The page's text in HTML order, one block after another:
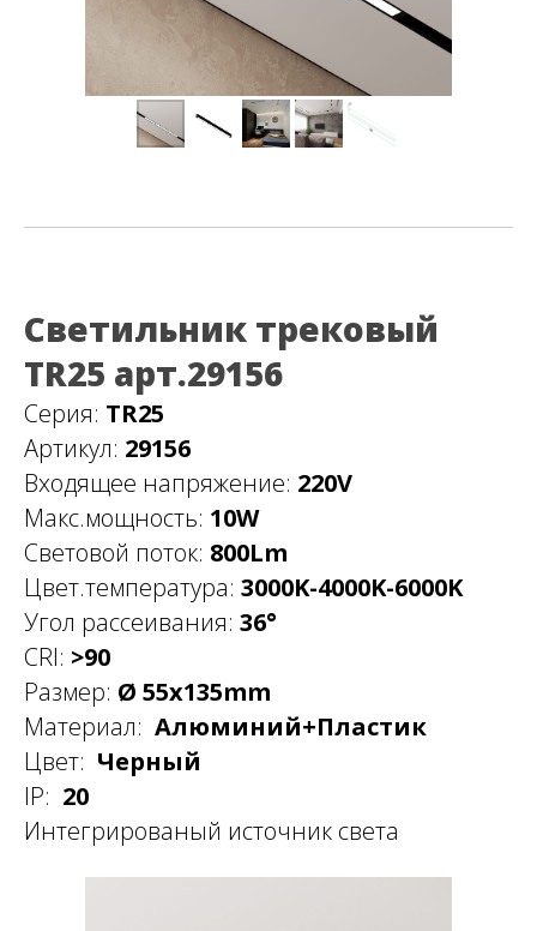
Светильник трековый
TR25 арт.29156
Серия: TR25
Артикул: 29156
Входящее напряжение: 220V
Макс.мощность: 10W
Световой поток: 800Lm
Цвет.температура: 3000K-4000K-6000K
Угол рассеивания: 36°
CRI: >90
Размер: Ø 55х135mm
Материал: Алюминий+Пластик
Цвет: Черный
IP: 20
Интегрированый источник света